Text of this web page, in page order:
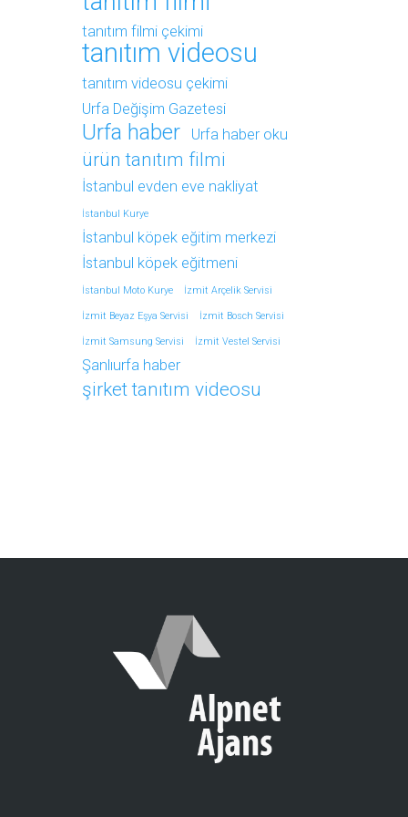
tanıtım filmi çekimi
tanıtım videosu
tanıtım videosu çekimi
Urfa Değişim Gazetesi
Urfa haber Urfa haber oku
ürün tanıtım filmi
İstanbul evden eve nakliyat
İstanbul Kurye
İstanbul köpek eğitim merkezi
İstanbul köpek eğitmeni
İstanbul Moto Kurye İzmit Arçelik Servisi
İzmit Beyaz Eşya Servisi İzmit Bosch Servisi
İzmit Samsung Servisi İzmit Vestel Servisi
Şanlıurfa haber
şirket tanıtım videosu